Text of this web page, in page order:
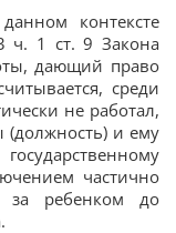
контексте
ч. 1 ст. 9 Закона
дающий право
среди
не работал,
(должность) и ему
частично
за ребенком до